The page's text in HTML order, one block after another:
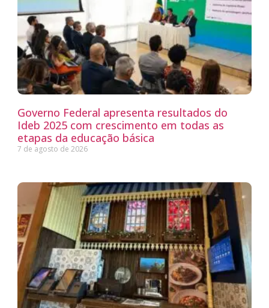
Governo Federal apresenta resultados do
Ideb 2025 com crescimento em todas as
etapas da educação básica
7 de agosto de 2026